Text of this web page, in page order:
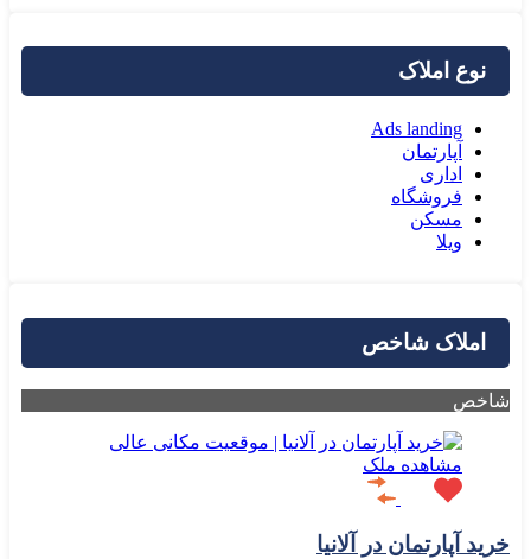
نوع املاک
Ads landing
آپارتمان
اداری
فروشگاه
مسکن
ویلا
املاک شاخص
شاخص
مشاهده ملک
خرید آپارتمان در آلانیا